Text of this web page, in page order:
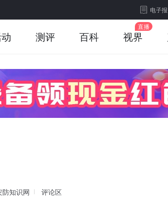
电子报
测评 百科 视界
防知识网 评论区